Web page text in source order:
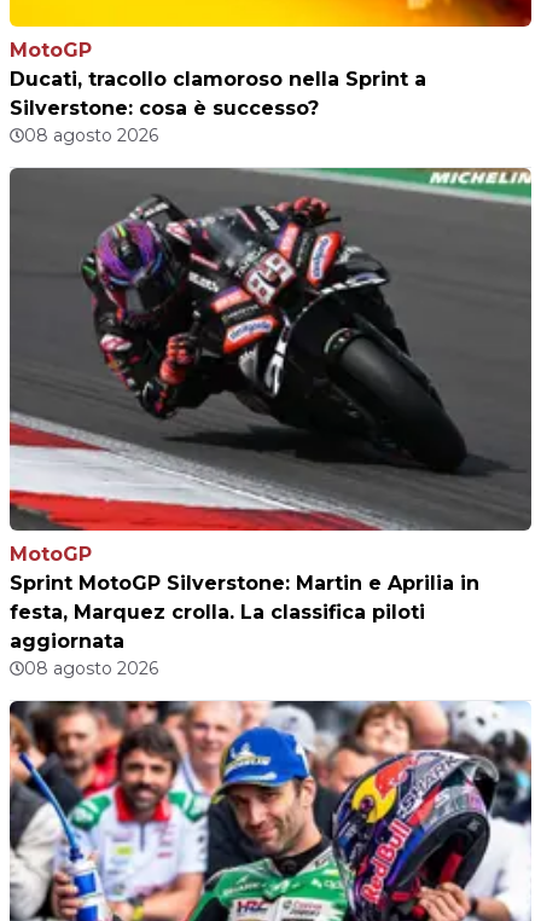
MotoGP
Ducati, tracollo clamoroso nella Sprint a
Silverstone: cosa è successo?
08 agosto 2026
MotoGP
Sprint MotoGP Silverstone: Martin e Aprilia in
festa, Marquez crolla. La classifica piloti
aggiornata
08 agosto 2026